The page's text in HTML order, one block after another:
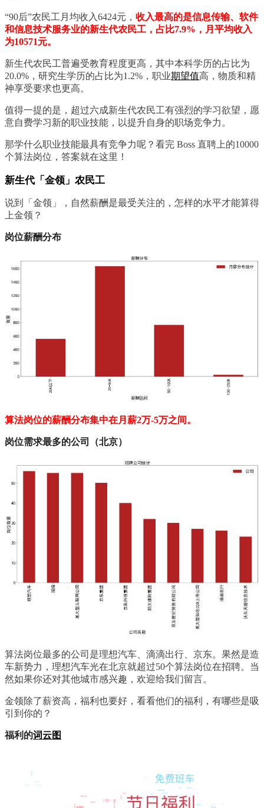
“90后”农民工月均收入6424元， 收入最高的是信息传输、软件
和信息技术服务业的新生代农民工，占比7.9%，月平均收入
为10571元。
新生代农民工普遍受教育程度更高，其中本科学历的占比为
20.0%，研究生学历的占比为1.2%，职业期望值高，物质和精
神享受要求也更高。
值得一提的是，超过六成新生代农民工有强烈的学习欲望，愿
意自费学习新的职业技能，以提升自身的职场竞争力。
那学什么职业技能最具有竞争力呢？看完 Boss 直聘上的10000
个算法岗位，答案就在这里！
新生代「金领」农民工
说到「金领」，自然薪酬是最受关注的，怎样的水平才能算得
上金领？
岗位薪酬分布
算法岗位的薪酬分布集中在月薪2万-5万之间。
岗位需求最多的公司（北京）
算法岗位最多的公司是理想汽车、滴滴出行、京东。果然是造
车新势力，理想汽车光在北京就超过50个算法岗位在招聘。当
然如果你还对其他城市感兴趣，欢迎给我们留言。
金领除了薪资高，福利也要好，看看他们的福利，有哪些是吸
引到你的？
福利的词云图